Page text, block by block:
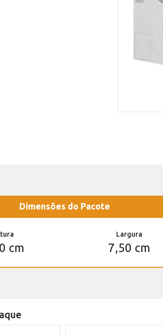
Dimensões do Pacote
cm
Largura
7,50 cm